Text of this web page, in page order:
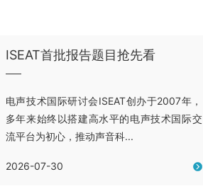
ISEAT首批报告题目抢先看
电声技术国际研讨会ISEAT创办于2007年，
多年来始终以搭建高水平的电声技术国际交
流平台为初心，推动声音科...
2026-07-30